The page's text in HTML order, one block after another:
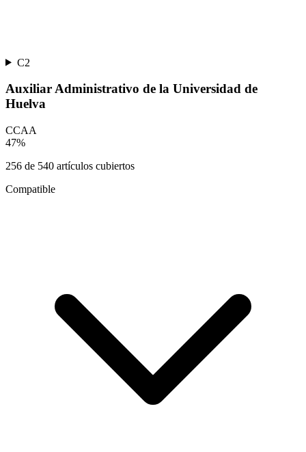
C2
Auxiliar Administrativo de la Universidad de
Huelva
CCAA
47%
256 de 540 artículos cubiertos
Compatible